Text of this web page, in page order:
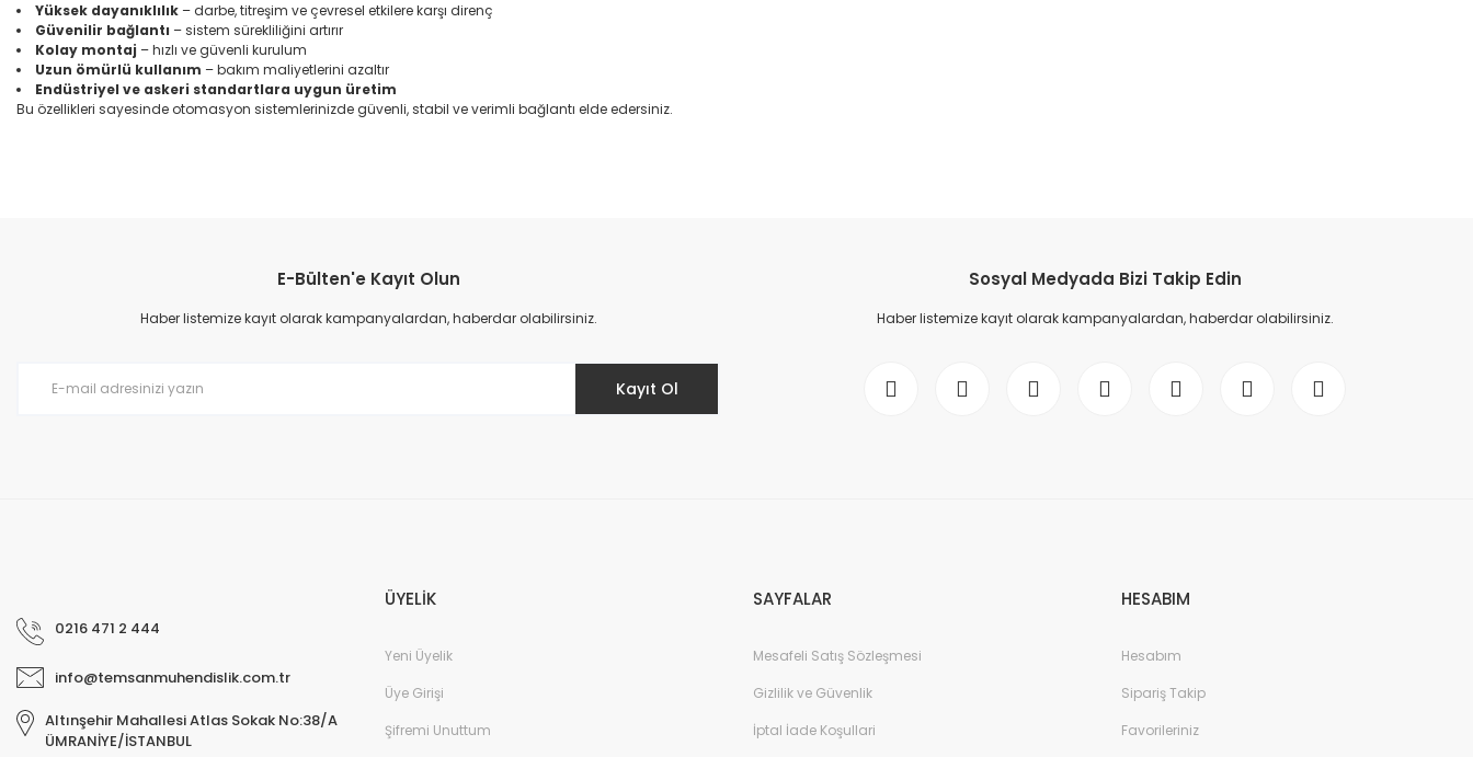
Yüksek dayanıklılık – darbe, titreşim ve çevresel etkilere karşı direnç
Güvenilir bağlantı – sistem sürekliliğini artırır
Kolay montaj – hızlı ve güvenli kurulum
Uzun ömürlü kullanım – bakım maliyetlerini azaltır
Endüstriyel ve askeri standartlara uygun üretim
Bu özellikleri sayesinde otomasyon sistemlerinizde güvenli, stabil ve verimli bağlantı elde edersiniz.
Ürün resmi kalitesiz, bozuk veya görüntülenemiyor.
Ürün açıklamasında eksik bilgiler bulunuyor.
E-Bülten'e Kayıt Olun
Haber listemize kayıt olarak kampanyalardan, haberdar olabilirsiniz.
Kayıt Ol
Sosyal Medyada Bizi Takip Edin
Haber listemize kayıt olarak kampanyalardan, haberdar olabilirsiniz.
0216 471 2 444
info@temsanmuhendislik.com.tr
Altınşehir Mahallesi Atlas Sokak No:38/A
ÜMRANİYE/İSTANBUL
ÜYELİK
Yeni Üyelik
Üye Girişi
Şifremi Unuttum
SAYFALAR
Mesafeli Satış Sözleşmesi
Gizlilik ve Güvenlik
İptal İade Koşullari
HESABIM
Hesabım
Sipariş Takip
Favorileriniz